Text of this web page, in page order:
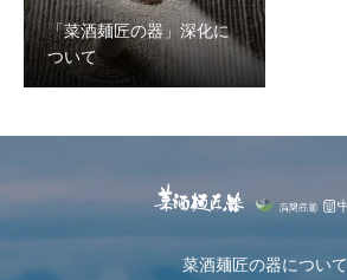
「菜酒麺匠の器」深化に
ついて
菜酒麺匠の器について